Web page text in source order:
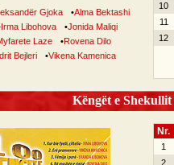
Gjoka •Alma Bektashi
Irma Libohova •Jonida Maliqi
Laze •Rovena Dilo
Bejleri •Vikena Kamenica
10
11
12
Këngët e
Nr.
1
2